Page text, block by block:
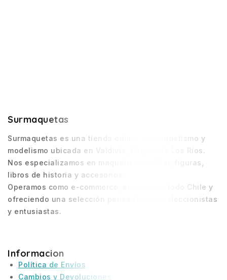
Surmaquetas
Surmaquetas es una tienda online de maquetismo y
modelismo ubicada en Valdivia, Región de Los Ríos.
Nos especializamos en maquetismo militar, figuras,
libros de historia y accesorios.
Operamos como e-commerce, enviando a todo Chile y
ofreciendo una selección pensada para coleccionistas
y entusiastas.
Informacion
Política de Envíos
Cambios y Devoluciones